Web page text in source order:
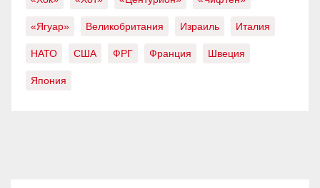
«Ягуар» Великобритания Израиль Италия
НАТО США ФРГ Франция Швеция
Япония